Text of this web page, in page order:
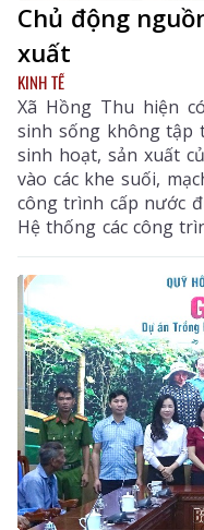
Chủ động
xuất
KINH TẾ
Xã Hồng Thu hiện
sinh sống không tập
sinh hoạt, sản xuất
vào các khe suối,
công trình cấp nước
Hệ thống các công
cấp nước tưới cho
vùng sản xuất
nhiều năm khai
nhiều tuyến kênh
nước đã xuất hiện
nước suy giảm,
người dân.